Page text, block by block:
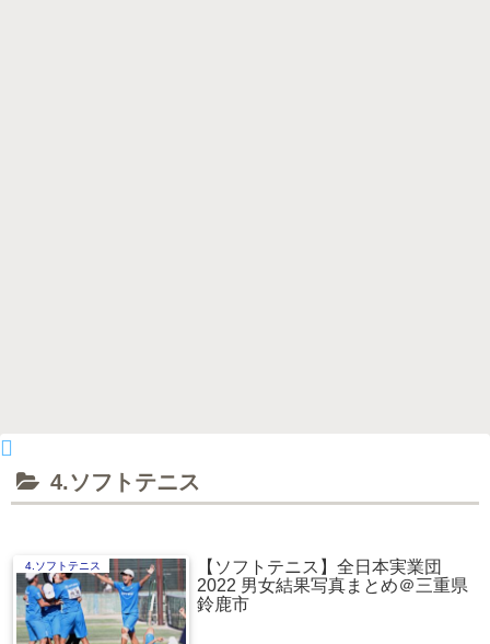
4.ソフトテニス
4.ソフトテニス
【ソフトテニス】全日本実業団
2022 男女結果写真まとめ＠三重県
鈴鹿市